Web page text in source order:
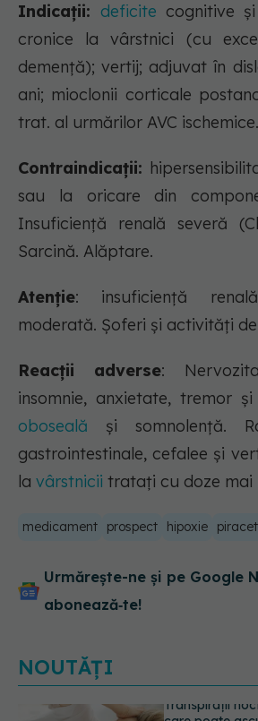
Indicații: deficite cognitive
cronice la vârstnici (cu
demenţă); vertij; adjuvat în
ani; mioclonii corticale
trat. al urmărilor AVC ischemice.
Contraindicații:
sau la oricare din
Insuficiență renală severă
Sarcină. Alăptare.
Atenție: insuficiență
moderată. Şoferi şi activităţi
Reacții adverse:
insomnie, anxietate, tremor
oboseală şi somnolenţă.
gastrointestinale, cefalee şi
la vârstnicii trataţi cu doze mai
medicament prospect hipoxie
Urmărește-ne și pe Google
abonează‑te!
NOUTĂȚI